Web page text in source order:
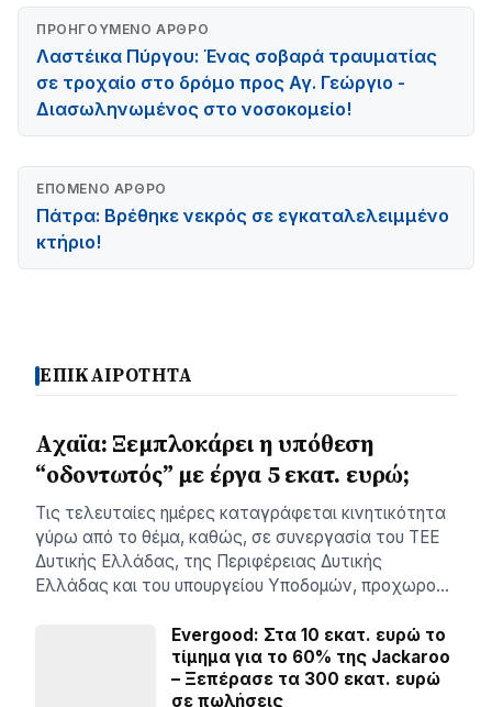
ΠΡΟΗΓΟΎΜΕΝΟ ΆΡΘΡΟ
Λαστέικα Πύργου: Ένας σοβαρά τραυματίας
σε τροχαίο στο δρόμο προς Αγ. Γεώργιο -
Διασωληνωμένος στο νοσοκομείο!
ΕΠΌΜΕΝΟ ΆΡΘΡΟ
Πάτρα: Βρέθηκε νεκρός σε εγκαταλελειμμένο
κτήριο!
ΕΠΙΚΑΙΡΟΤΗΤΑ
Aχαϊα: Ξεμπλοκάρει η υπόθεση
“οδοντωτός” με έργα 5 εκατ. ευρώ;
Tις τελευταίες ημέρες καταγράφεται κινητικότητα
γύρω από το θέμα, καθώς, σε συνεργασία του ΤΕΕ
Δυτικής Ελλάδας, της Περιφέρειας Δυτικής
Ελλάδας και του υπουργείου Υποδομών, προχωρο…
Evergood: Στα 10 εκατ. ευρώ το
τίμημα για το 60% της Jackaroo
– Ξεπέρασε τα 300 εκατ. ευρώ
σε πωλήσεις